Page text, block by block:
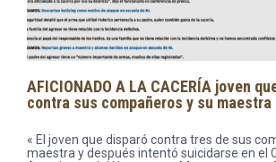
AFICIONADO A LA CACERÍA joven
contra sus compañeros y su maestra
« El joven que disparó contra tres de sus
maestra y después intentó suicidarse en el